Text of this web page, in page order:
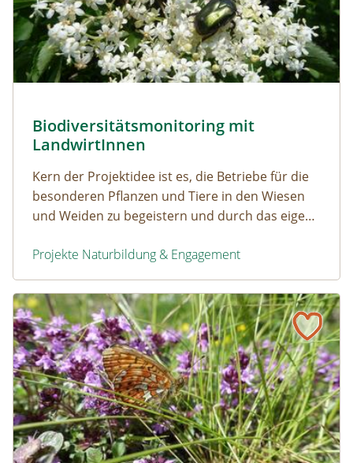
Naturerfolg: Biodiversitätsmonitoring mit
Biodiversitätsmonitoring mit
LandwirtInnen
Kern der Projektidee ist es, die Betriebe für die
besonderen Pflanzen und Tiere in den Wiesen
und Weiden zu begeistern und durch das eigene
Zeigerarten Zusammenhänge zwischen
besonderen Arten besser zu verstehen
Projekte Naturbildung & Engagement
Biodiversitätsmonitoring mit LandwirtInnen
Naturerfolg: Schmetterlings-Monitoring in Vorarlberg